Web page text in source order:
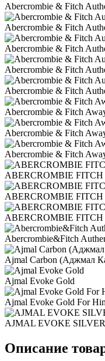
Abercrombie & Fitch
Abercrombie & Fitch
Abercrombie & Fitch
Abercrombie & Fitch
Abercrombie & Fitch
Abercrombie & Fitch
Abercrombie & Fitch
Abercrombie & Fitch
ABERCROMBIE
ABERCROMBIE
ABERCROMBIE
Abercrombie&Fitch
Ajmal Carbon (Аджмал
Ajmal Evoke Gold
Ajmal Evoke Gold For
AJMAL EVOKE SILVER
Описание